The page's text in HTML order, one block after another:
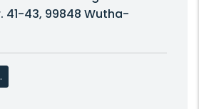
41-43, 99848 Wutha-
KAFFEENACHMITTAG